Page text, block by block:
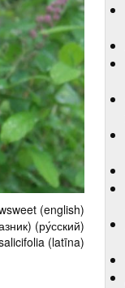
(english)
(ру́сский)
(latīna)